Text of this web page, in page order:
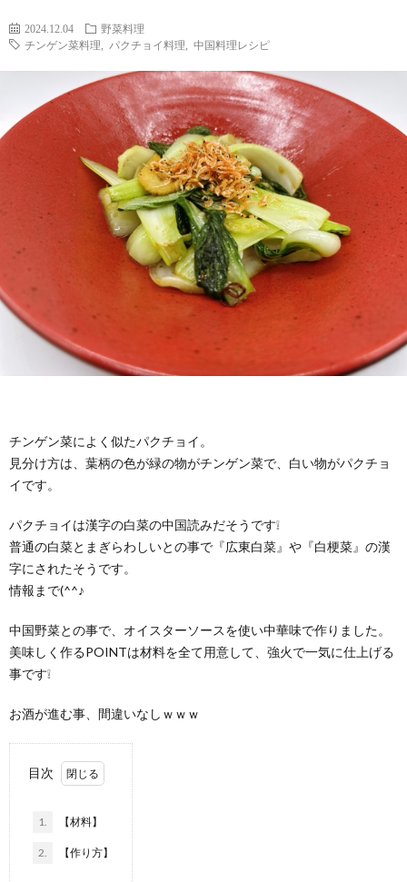
2024.12.04
野菜料理
チンゲン菜料理
パクチョイ料理 中国料理レシピ
チンゲン菜によく似たパクチョイ。
見分け方は、葉柄の色が緑の物がチンゲン菜で、白い物がパクチョ
イです。
パクチョイは漢字の白菜の中国読みだそうです❕
普通の白菜とまぎらわしいとの事で『広東白菜』や『白梗菜』の漢
字にされたそうです。
情報まで(^^♪
中国野菜との事で、オイスターソースを使い中華味で作りました。
美味しく作るPOINTは材料を全て用意して、強火で一気に仕上げる
事です❕
お酒が進む事、間違いなしｗｗｗ
目次
1. 【材料】
2. 【作り方】